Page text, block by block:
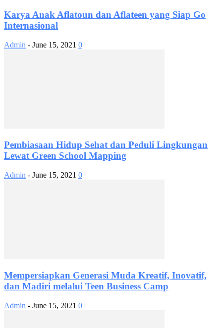
Karya Anak Aflatoun dan Aflateen yang Siap Go
Internasional
Admin - June 15, 2021 0
Pembiasaan Hidup Sehat dan Peduli Lingkungan
Lewat Green School Mapping
Admin - June 15, 2021 0
Mempersiapkan Generasi Muda Kreatif, Inovatif,
dan Madiri melalui Teen Business Camp
Admin - June 15, 2021 0